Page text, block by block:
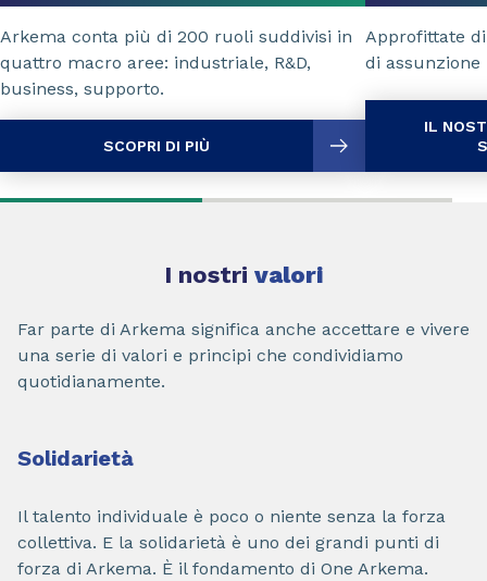
Arkema conta più di 200 ruoli suddivisi in
quattro macro aree: industriale, R&D,
business, supporto.
SCOPRI DI PIÙ
Approfittate
di assunzione
IL
I nostri valori
Far parte di Arkema significa anche accettare e vivere
una serie di valori e principi che condividiamo
quotidianamente.
Solidarietà
Il talento individuale è poco o niente senza la forza
collettiva. E la solidarietà è uno dei grandi punti di
forza di Arkema. È il fondamento di One Arkema.